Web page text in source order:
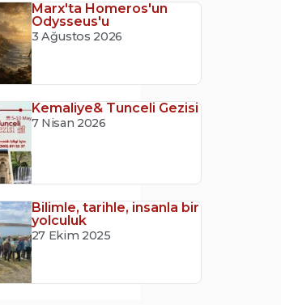
Marx'ta Homeros'un
Odysseus'u
3 Ağustos 2026
Kemaliye& Tunceli Gezisi
7 Nisan 2026
Bilimle, tarihle, insanla bir
yolculuk
27 Ekim 2025